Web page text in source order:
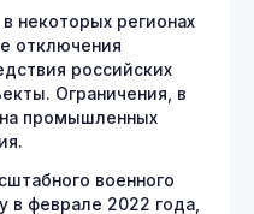
некоторых регионах
отключения
российских
Ограничения, в
промышленных
военного
в феврале 2022 года,